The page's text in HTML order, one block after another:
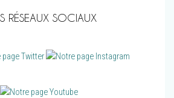
RÉSEAUX SOCIAUX